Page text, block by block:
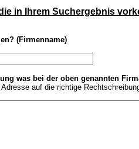
in Ihrem Suchergebnis
(Firmenname)
was bei der oben genannten
auf die richtige